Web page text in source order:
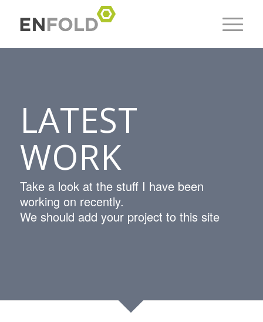
LATEST
WORK
Take a look at the stuff I have been
working on recently.
We should add your project to this site